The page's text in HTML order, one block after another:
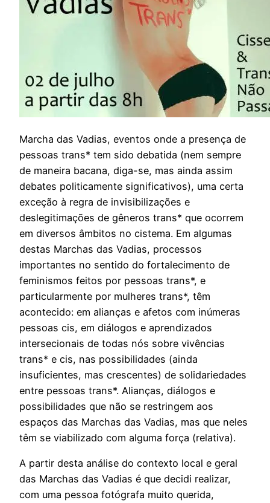
Marcha das Vadias, eventos onde a presença de
pessoas trans* tem sido debatida (nem sempre
de maneira bacana, diga-se, mas ainda assim
debates politicamente significativos), uma certa
exceção à regra de invisibilizações e
deslegitimações de gêneros trans* que ocorrem
em diversos âmbitos no cistema. Em algumas
destas Marchas das Vadias, processos
importantes no sentido do fortalecimento de
feminismos feitos por pessoas trans*, e
particularmente por mulheres trans*, têm
acontecido: em alianças e afetos com inúmeras
pessoas cis, em diálogos e aprendizados
intersecionais de todas nós sobre vivências
trans* e cis, nas possibilidades (ainda
insuficientes, mas crescentes) de solidariedades
entre pessoas trans*. Alianças, diálogos e
possibilidades que não se restringem aos
espaços das Marchas das Vadias, mas que neles
têm se viabilizado com alguma força (relativa).
A partir desta análise do contexto local e geral
das Marchas das Vadias é que decidi realizar,
com uma pessoa fotógrafa muito querida,